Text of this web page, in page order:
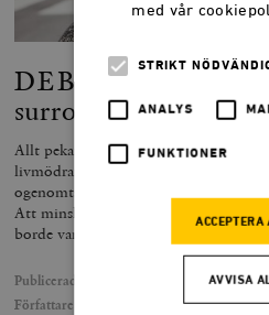
DEBATT: Snart
surrogatmödraskap
Allt pekar mot att vi i framtiden
livmödrar. Risken är dock att
ogenomtänkta som reaktionerna på
Att minska riskerna kvinnor utsätter
borde vara det viktigaste, skriver Thea
Publicerad
Författare
med vår
STRIKT
ANALYS
FUNKTIONER
ACCEPTERA
AVVISA